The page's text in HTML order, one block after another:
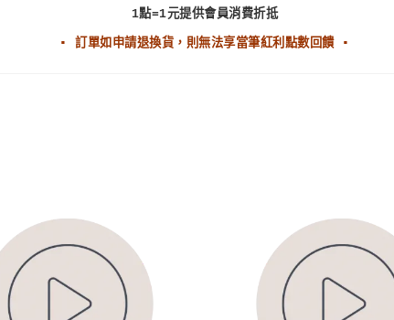
1點=1元提供會員消費折抵
▪ 訂單如申請退換貨，則無法享當筆紅利點數回饋 ▪